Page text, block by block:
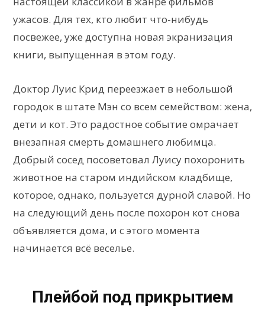
ужасов. Для тех, кто любит что-нибудь
посвежее, уже доступна новая экранизация
книги, выпущенная в этом году.
Доктор Луис Крид переезжает в небольшой
городок в штате Мэн со всем семейством: жена,
дети и кот. Это радостное событие омрачает
внезапная смерть домашнего любимца.
Добрый сосед посоветовал Луису похоронить
животное на старом индийском кладбище,
которое, однако, пользуется дурной славой. Но
на следующий день после похорон кот снова
объявляется дома, и с этого момента
начинается всё веселье.
Плейбой под прикрытием